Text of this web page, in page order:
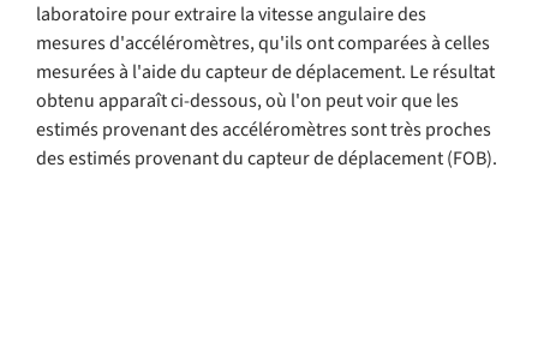
laboratoire pour extraire la vitesse angulaire des
mesures d'accéléromètres, qu'ils ont comparées à celles
mesurées à l'aide du capteur de déplacement. Le résultat
obtenu apparaît ci-dessous, où l'on peut voir que les
estimés provenant des accéléromètres sont très proches
des estimés provenant du capteur de déplacement (FOB).